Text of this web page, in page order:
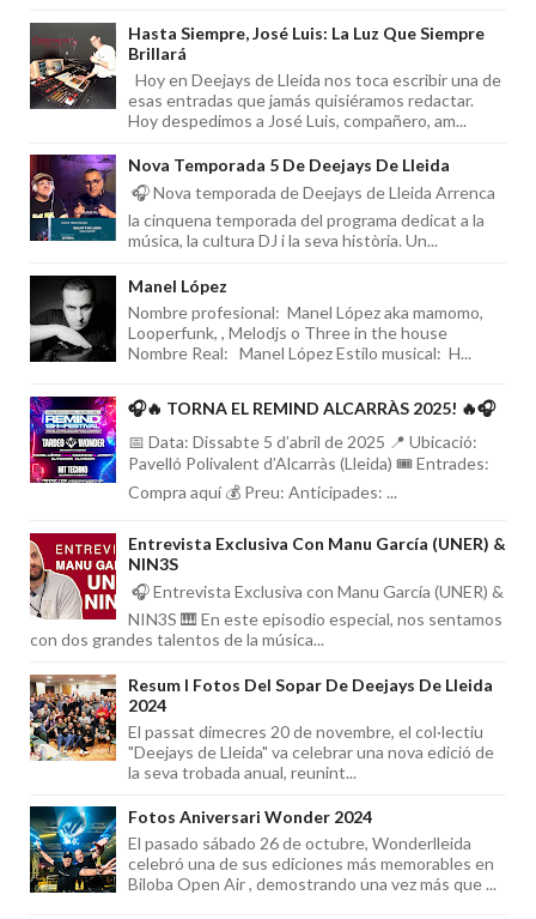
Hasta Siempre, José Luis: La Luz Que Siempre
Brillará
Hoy en Deejays de Lleida nos toca escribir una de
esas entradas que jamás quisiéramos redactar.
Hoy despedimos a José Luis, compañero, am...
Nova Temporada 5 De Deejays De Lleida
🎧 Nova temporada de Deejays de Lleida Arrenca
la cinquena temporada del programa dedicat a la
música, la cultura DJ i la seva història. Un...
Manel López
Nombre profesional: Manel López aka mamomo,
Looperfunk, , Melodjs o Three in the house
Nombre Real: Manel López Estilo musical: H...
🎧🔥 TORNA EL REMIND ALCARRÀS 2025! 🔥🎧
📅 Data: Dissabte 5 d’abril de 2025 📍 Ubicació:
Pavelló Polivalent d’Alcarràs (Lleida) 🎟️ Entrades:
Compra aquí 💰 Preu: Anticipades: ...
Entrevista Exclusiva Con Manu García (UNER) &
NIN3S
🎧 Entrevista Exclusiva con Manu García (UNER) &
NIN3S 🎹 En este episodio especial, nos sentamos
con dos grandes talentos de la música...
Resum I Fotos Del Sopar De Deejays De Lleida
2024
El passat dimecres 20 de novembre, el col·lectiu
"Deejays de Lleida" va celebrar una nova edició de
la seva trobada anual, reunint...
Fotos Aniversari Wonder 2024
El pasado sábado 26 de octubre, Wonderlleida
celebró una de sus ediciones más memorables en
Biloba Open Air , demostrando una vez más que ...